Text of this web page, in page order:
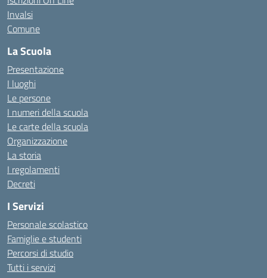
Invalsi
Comune
La Scuola
Presentazione
I luoghi
Le persone
I numeri della scuola
Le carte della scuola
Organizzazione
La storia
I regolamenti
Decreti
I Servizi
Personale scolastico
Famiglie e studenti
Percorsi di studio
Tutti i servizi